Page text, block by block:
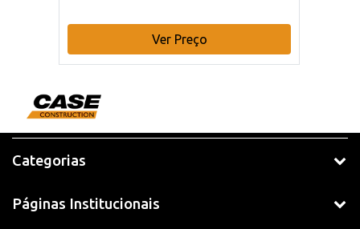
Ver Preço
Categorias
Páginas Institucionais